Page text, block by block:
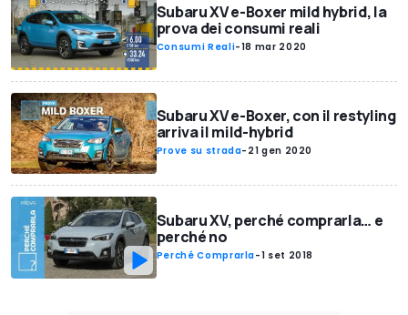
Subaru XV e-Boxer mild hybrid, la
prova dei consumi reali
Consumi Reali-18 mar 2020
Subaru XV e-Boxer, con il restyling
arriva il mild-hybrid
Prove su strada- 21 gen 2020
Subaru XV, perché comprarla… e
perché no
Perché Comprarla-1 set 2018